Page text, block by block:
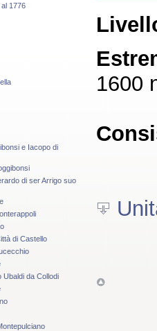
al 1776
e Iacopo di
di ser Arrigo suo
di Castello
Ubaldi da Collodi
1600